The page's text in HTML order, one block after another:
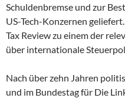
Schuldenbremse und zur
US-Tech-Konzernen
Tax Review zu einem der
über internationale
Nach über zehn Jahren
und im Bundestag für Die